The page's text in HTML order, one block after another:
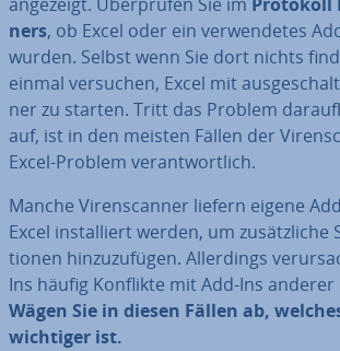
ners, ob Excel oder ein ver­wen­de­tes
wurden. Selbst wenn Sie dort nichts
einmal versuchen, Excel mit
ner zu starten. Tritt das Problem
auf, ist in den meisten Fällen der
Excel-Problem ver­ant­wort­lich.
Manche Vi­ren­scan­ner liefern eigene
Excel in­stal­liert werden, um
tio­nen hin­zu­zu­fü­gen. Al­ler­dings
Ins häufig Konflikte mit Add-Ins
Wägen Sie in diesen Fällen ab,
wichtiger ist.